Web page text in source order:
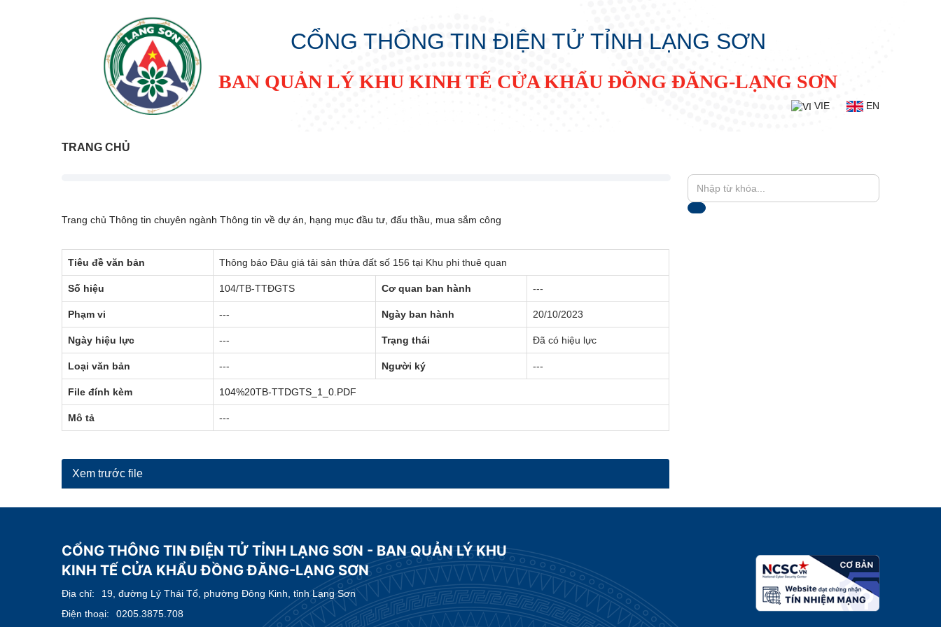
CỔNG THÔNG TIN ĐIỆN TỬ TỈNH LẠNG SƠN
BAN QUẢN LÝ KHU KINH TẾ CỬA KHẨU ĐỒNG ĐĂNG-LẠNG SƠN
VIE EN
TRANG CHỦ
Trang chủ Thông tin chuyên ngành Thông tin về dự án, hạng mục đầu tư, đấu thầu, mua sắm công
Tiêu đề văn bản Thông báo Đâu giá tải sản thửa đất số 156 tại Khu phi thuê quan
Số hiệu 104/TB-TTĐGTS Cơ quan ban hành ---
Phạm vi --- Ngày ban hành 20/10/2023
Ngày hiệu lực --- Trạng thái Đã có hiệu lực
Loại văn bản --- Người ký ---
File đính kèm 104%20TB-TTDGTS_1_0.PDF
Mô tả ---
Xem trước file
CỔNG THÔNG TIN ĐIỆN TỬ TỈNH LẠNG SƠN - BAN QUẢN LÝ KHU
KINH TẾ CỬA KHẨU ĐỒNG ĐĂNG-LẠNG SƠN
Địa chỉ:
19, đường Lý Thái Tổ, phường Đông Kinh, tỉnh Lạng Sơn
Điện thoại:
0205.3875.708